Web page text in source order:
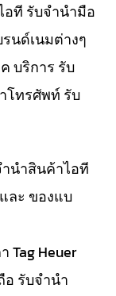
ที รับจำนำมือ
นด์เนมต่างๆ
บริการ รับ
โทรศัพท์ รับ
ำนำสินค้าไอที
ละ ของแบ
Tag Heuer
รับจำนำ